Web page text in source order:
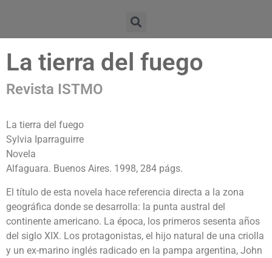
La tierra del fuego
Revista ISTMO
La tierra del fuego
Sylvia Iparraguirre
Novela
Alfaguara. Buenos Aires. 1998, 284 págs.
El título de esta novela hace referencia directa a la zona
geográfica donde se desarrolla: la punta austral del
continente americano. La época, los primeros sesenta años
del siglo XIX. Los protagonistas, el hijo natural de una criolla
y un ex-marino inglés radicado en la pampa argentina, John